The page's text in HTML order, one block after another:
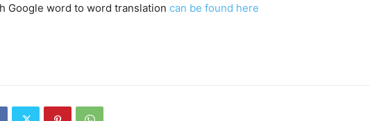
Google word to word translation can be found here